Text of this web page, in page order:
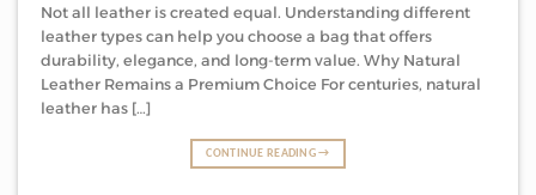
Not all leather is created equal. Understanding different
leather types can help you choose a bag that offers
durability, elegance, and long-term value. Why Natural
Leather Remains a Premium Choice For centuries, natural
leather has […]
CONTINUE READING→